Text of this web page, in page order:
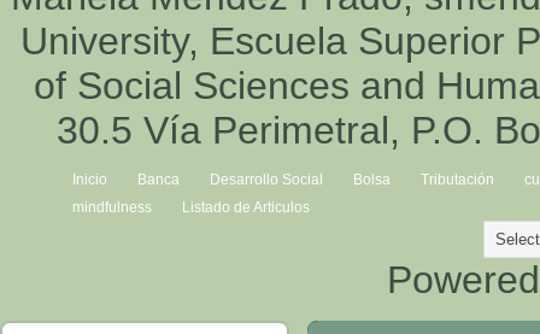
University, Escuela Superior
of Social Sciences and
30.5 Vía Perimetral, P.O.
Inicio Banca Desarrollo Social Bolsa Tributación
mindfulness
Listado de Articulos